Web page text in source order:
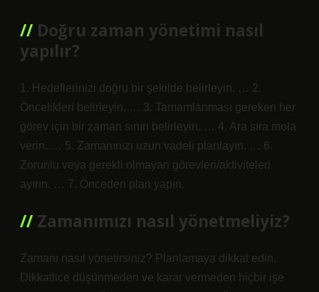
Doğru zaman yönetimi nasıl
yapılır?
1. Hedeflerinizi doğru bir şekilde belirleyin. … 2.
Öncelikleri belirleyin. … 3. Tamamlanması gereken her
görev için bir zaman sınırı belirleyin. … 4. Ara sıra mola
verin. … 5. Zamanınızı uzun vadeli planlayın. … 6.
Zorunlu veya gerekli olmayan görevleri/aktiviteleri
ayırın. … 7. Önceden plan yapın.
Zamanımızı nasıl yönetmeliyiz?
Zamanı nasıl yönetirsiniz? Planlamaya dikkat edin.
Dikkatlice düşünmeden ve karar vermeden hiçbir işe